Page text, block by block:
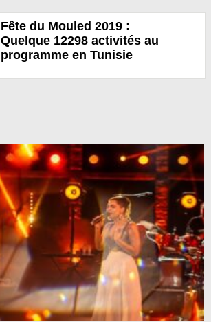
Fête du Mouled 2019 :
Quelque 12298 activités au
programme en Tunisie